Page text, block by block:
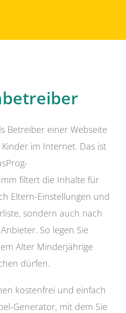
Betreiber einer Webseite
im Internet. Das ist
filtert die Inhalte für
Eltern-Einstellungen und
sondern auch nach
So legen Sie
Alter Minderjährige
dürfen.
kostenfrei und einfach
Generator, mit dem Sie